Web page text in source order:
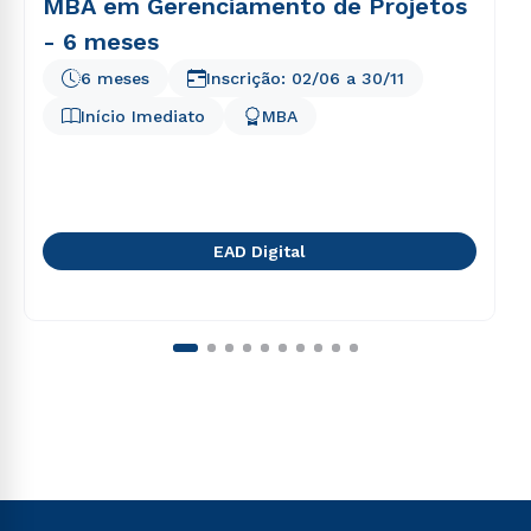
MBA em Gerenciamento de Projetos
- 6 meses
Início Imediato
6 meses
MBA
Inscrição: 02/06 a 30/11
EAD Digital